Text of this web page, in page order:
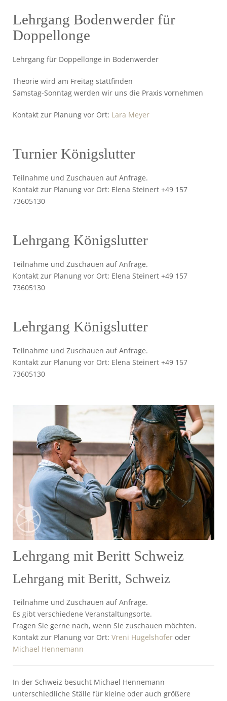
Lehrgang Bodenwerder für
Doppellonge
Lehrgang für Doppellonge in Bodenwerder
Theorie wird am Freitag stattfinden
Samstag-Sonntag werden wir uns die Praxis vornehmen
Kontakt zur Planung vor Ort: Lara Meyer
Turnier Königslutter
Teilnahme und Zuschauen auf Anfrage.
Kontakt zur Planung vor Ort: Elena Steinert +49 157
73605130
Lehrgang Königslutter
Teilnahme und Zuschauen auf Anfrage.
Kontakt zur Planung vor Ort: Elena Steinert +49 157
73605130
Lehrgang Königslutter
Teilnahme und Zuschauen auf Anfrage.
Kontakt zur Planung vor Ort: Elena Steinert +49 157
73605130
Lehrgang mit Beritt Schweiz
Lehrgang mit Beritt, Schweiz
Teilnahme und Zuschauen auf Anfrage.
Es gibt verschiedene Veranstaltungsorte.
Fragen Sie gerne nach, wenn Sie zuschauen möchten.
Kontakt zur Planung vor Ort: Vreni Hugelshofer oder
Michael Hennemann
In der Schweiz besucht Michael Hennemann
unterschiedliche Ställe für kleine oder auch größere